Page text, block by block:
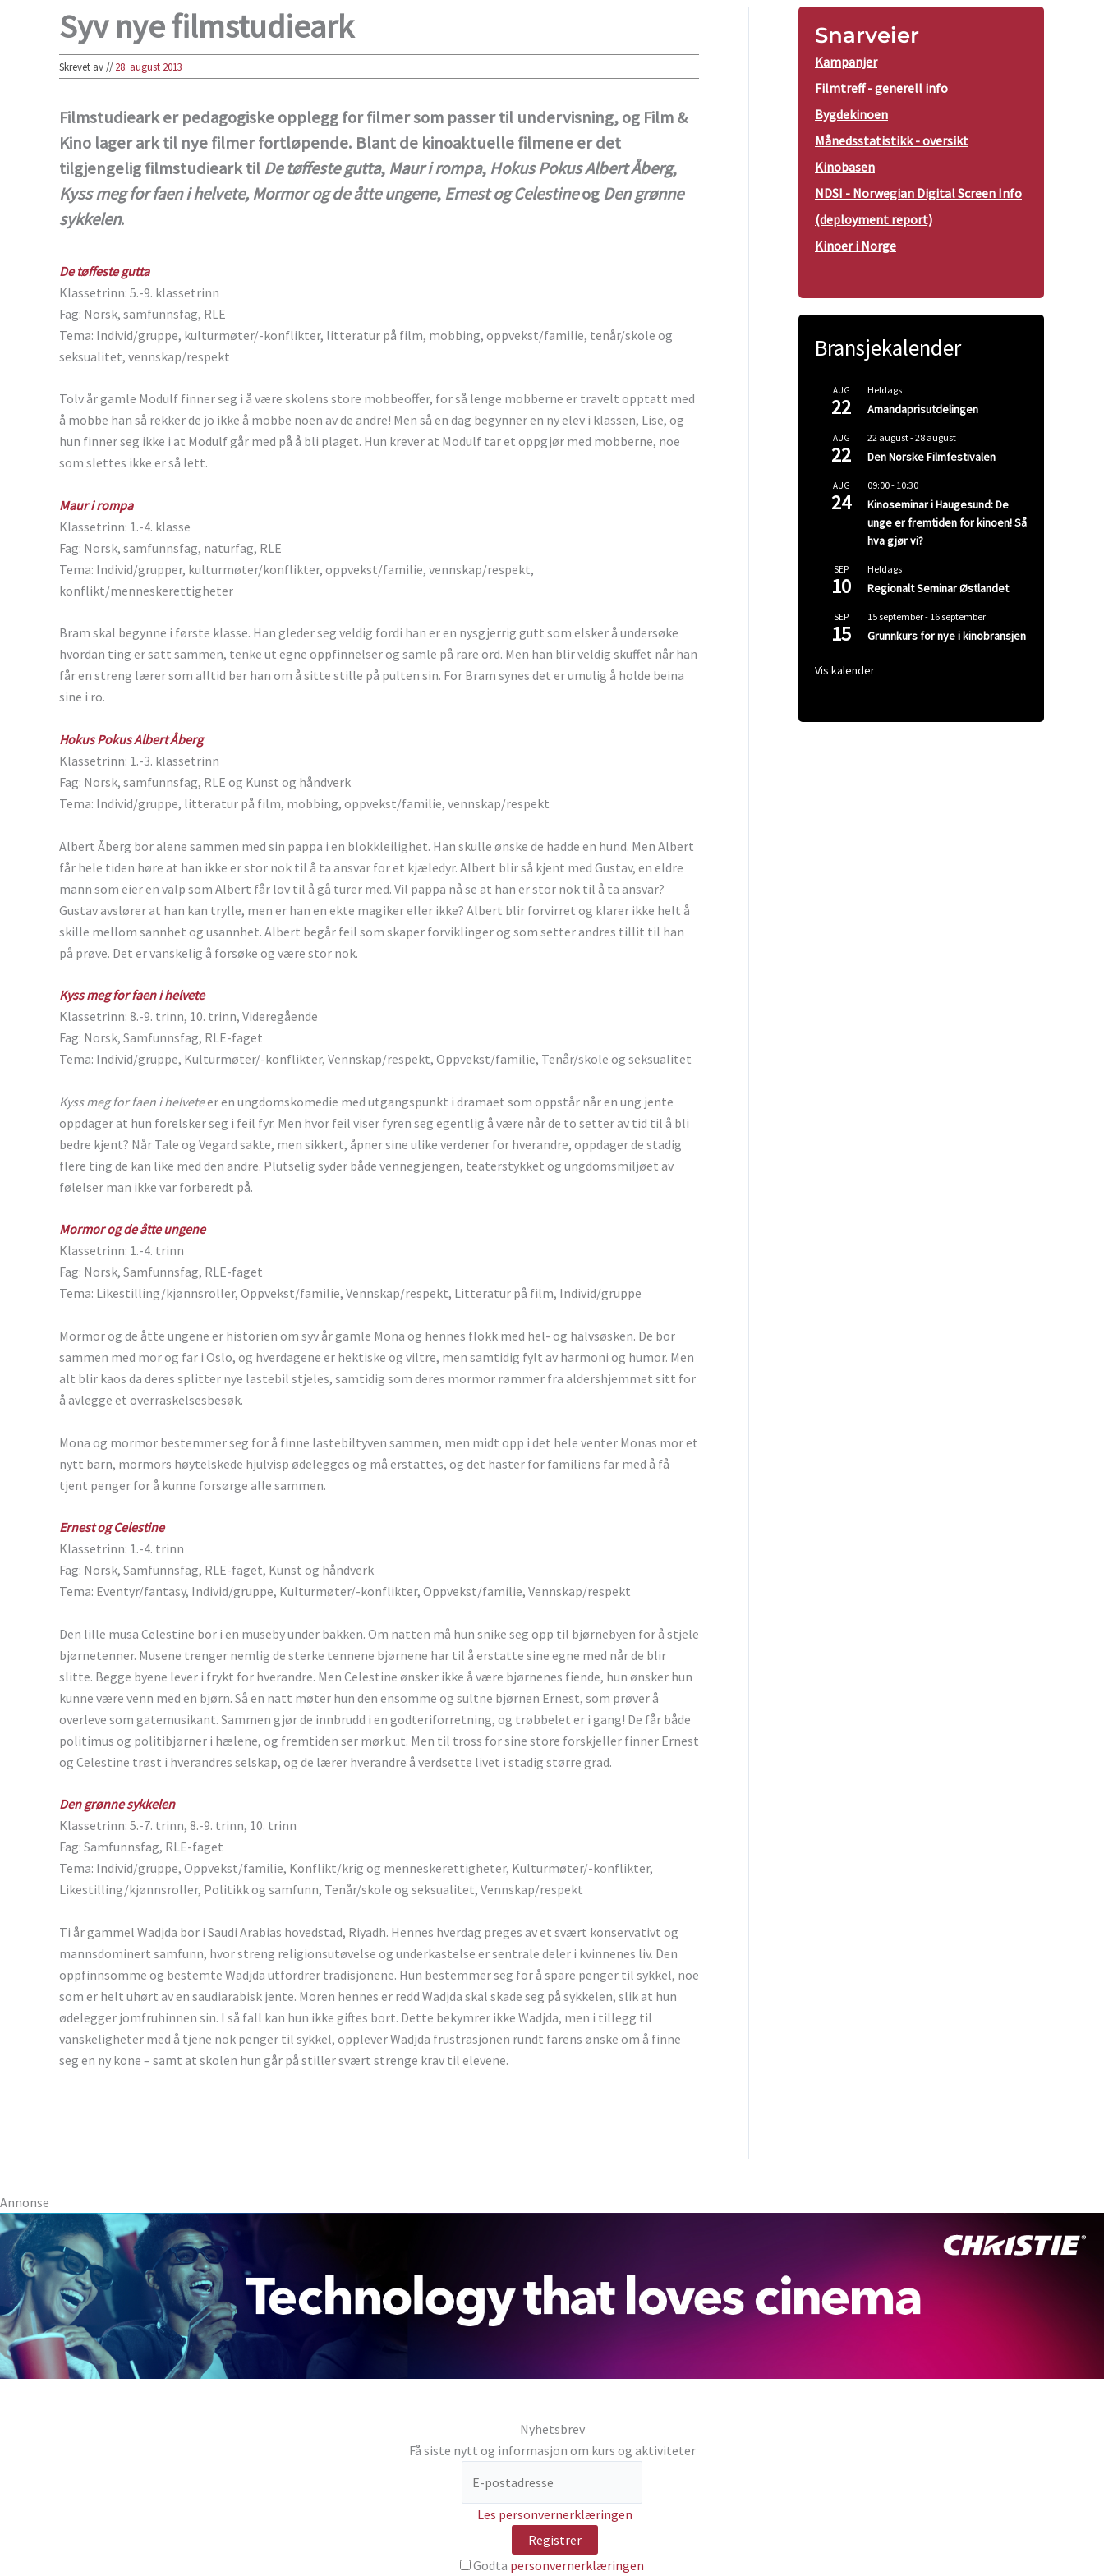
Syv nye filmstudieark
Skrevet av//28. august 2013
Filmstudieark er pedagogiske opplegg for filmer som passer til undervisning, og Film &
Kino lager ark til nye filmer fortløpende. Blant de kinoaktuelle filmene er det
tilgjengelig filmstudieark til De tøffeste gutta, Maur i rompa, Hokus Pokus Albert Åberg,
Kyss meg for faen i helvete, Mormor og de åtte ungene, Ernest og Celestineog Den grønne
sykkelen.
De tøffeste gutta
Klassetrinn: 5.-9. klassetrinn
Fag: Norsk, samfunnsfag, RLE
Tema: Individ/gruppe, kulturmøter/-konflikter, litteratur på film, mobbing, oppvekst/familie, tenår/skole og
seksualitet, vennskap/respekt
Tolv år gamle Modulf finner seg i å være skolens store mobbeoffer, for så lenge mobberne er travelt opptatt med
å mobbe han så rekker de jo ikke å mobbe noen av de andre! Men så en dag begynner en ny elev i klassen, Lise, og
hun finner seg ikke i at Modulf går med på å bli plaget. Hun krever at Modulf tar et oppgjør med mobberne, noe
som slettes ikke er så lett.
Maur i rompa
Klassetrinn: 1.-4. klasse
Fag: Norsk, samfunnsfag, naturfag, RLE
Tema: Individ/grupper, kulturmøter/konflikter, oppvekst/familie, vennskap/respekt,
konflikt/menneskerettigheter
Bram skal begynne i første klasse. Han gleder seg veldig fordi han er en nysgjerrig gutt som elsker å undersøke
hvordan ting er satt sammen, tenke ut egne oppfinnelser og samle på rare ord. Men han blir veldig skuffet når han
får en streng lærer som alltid ber han om å sitte stille på pulten sin. For Bram synes det er umulig å holde beina
sine i ro.
Hokus Pokus Albert Åberg
Klassetrinn: 1.-3. klassetrinn
Fag: Norsk, samfunnsfag, RLE og Kunst og håndverk
Tema: Individ/gruppe, litteratur på film, mobbing, oppvekst/familie, vennskap/respekt
Albert Åberg bor alene sammen med sin pappa i en blokkleilighet. Han skulle ønske de hadde en hund. Men Albert
får hele tiden høre at han ikke er stor nok til å ta ansvar for et kjæledyr. Albert blir så kjent med Gustav, en eldre
mann som eier en valp som Albert får lov til å gå turer med. Vil pappa nå se at han er stor nok til å ta ansvar?
Gustav avslører at han kan trylle, men er han en ekte magiker eller ikke? Albert blir forvirret og klarer ikke helt å
skille mellom sannhet og usannhet. Albert begår feil som skaper forviklinger og som setter andres tillit til han
på prøve. Det er vanskelig å forsøke og være stor nok.
Kyss meg for faen i helvete
Klassetrinn: 8.-9. trinn, 10. trinn, Videregående
Fag: Norsk, Samfunnsfag, RLE-faget
Tema: Individ/gruppe, Kulturmøter/-konflikter, Vennskap/respekt, Oppvekst/familie, Tenår/skole og seksualitet
Kyss meg for faen i helveteer en ungdomskomedie med utgangspunkt i dramaet som oppstår når en ung jente
oppdager at hun forelsker seg i feil fyr. Men hvor feil viser fyren seg egentlig å være når de to setter av tid til å bli
bedre kjent? Når Tale og Vegard sakte, men sikkert, åpner sine ulike verdener for hverandre, oppdager de stadig
flere ting de kan like med den andre. Plutselig syder både vennegjengen, teaterstykket og ungdomsmiljøet av
følelser man ikke var forberedt på.
Mormor og de åtte ungene
Klassetrinn: 1.-4. trinn
Fag: Norsk, Samfunnsfag, RLE-faget
Tema: Likestilling/kjønnsroller, Oppvekst/familie, Vennskap/respekt, Litteratur på film, Individ/gruppe
Mormor og de åtte ungene er historien om syv år gamle Mona og hennes flokk med hel- og halvsøsken. De bor
sammen med mor og far i Oslo, og hverdagene er hektiske og viltre, men samtidig fylt av harmoni og humor. Men
alt blir kaos da deres splitter nye lastebil stjeles, samtidig som deres mormor rømmer fra aldershjemmet sitt for
å avlegge et overraskelsesbesøk.
Mona og mormor bestemmer seg for å finne lastebiltyven sammen, men midt opp i det hele venter Monas mor et
nytt barn, mormors høytelskede hjulvisp ødelegges og må erstattes, og det haster for familiens far med å få
tjent penger for å kunne forsørge alle sammen.
Ernest og Celestine
Klassetrinn: 1.-4. trinn
Fag: Norsk, Samfunnsfag, RLE-faget, Kunst og håndverk
Tema: Eventyr/fantasy, Individ/gruppe, Kulturmøter/-konflikter, Oppvekst/familie, Vennskap/respekt
Den lille musa Celestine bor i en museby under bakken. Om natten må hun snike seg opp til bjørnebyen for å stjele
bjørnetenner. Musene trenger nemlig de sterke tennene bjørnene har til å erstatte sine egne med når de blir
slitte. Begge byene lever i frykt for hverandre. Men Celestine ønsker ikke å være bjørnenes fiende, hun ønsker hun
kunne være venn med en bjørn. Så en natt møter hun den ensomme og sultne bjørnen Ernest, som prøver å
overleve som gatemusikant. Sammen gjør de innbrudd i en godteriforretning, og trøbbelet er i gang! De får både
politimus og politibjørner i hælene, og fremtiden ser mørk ut. Men til tross for sine store forskjeller finner Ernest
og Celestine trøst i hverandres selskap, og de lærer hverandre å verdsette livet i stadig større grad.
Den grønne sykkelen
Klassetrinn: 5.-7. trinn, 8.-9. trinn, 10. trinn
Fag: Samfunnsfag, RLE-faget
Tema: Individ/gruppe, Oppvekst/familie, Konflikt/krig og menneskerettigheter, Kulturmøter/-konflikter,
Likestilling/kjønnsroller, Politikk og samfunn, Tenår/skole og seksualitet, Vennskap/respekt
Ti år gammel Wadjda bor i Saudi Arabias hovedstad, Riyadh. Hennes hverdag preges av et svært konservativt og
mannsdominert samfunn, hvor streng religionsutøvelse og underkastelse er sentrale deler i kvinnenes liv. Den
oppfinnsomme og bestemte Wadjda utfordrer tradisjonene. Hun bestemmer seg for å spare penger til sykkel, noe
som er helt uhørt av en saudiarabisk jente. Moren hennes er redd Wadjda skal skade seg på sykkelen, slik at hun
ødelegger jomfruhinnen sin. I så fall kan hun ikke giftes bort. Dette bekymrer ikke Wadjda, men i tillegg til
vanskeligheter med å tjene nok penger til sykkel, opplever Wadjda frustrasjonen rundt farens ønske om å finne
seg en ny kone – samt at skolen hun går på stiller svært strenge krav til elevene.
Snarveier
Kampanjer
Filmtreff - generell info
Bygdekinoen
Månedsstatistikk - oversikt
Kinobasen
NDSI - Norwegian Digital Screen Info
(deployment report)
Kinoer i Norge
Bransjekalender
AUG
22
Heldags
Amandaprisutdelingen
AUG
22
22 august-28 august
Den Norske Filmfestivalen
AUG
24
09:00- 10:30
Kinoseminar i Haugesund: De
unge er fremtiden for kinoen! Så
hva gjør vi?
SEP
10
Heldags
Regionalt Seminar Østlandet
SEP
15
15 september- 16 september
Grunnkurs for nye i kinobransjen
Vis kalender
Annonse
Nyhetsbrev
Få siste nytt og informasjon om kurs og aktiviteter
Les personvernerklæringen
Godta personvernerklæringen